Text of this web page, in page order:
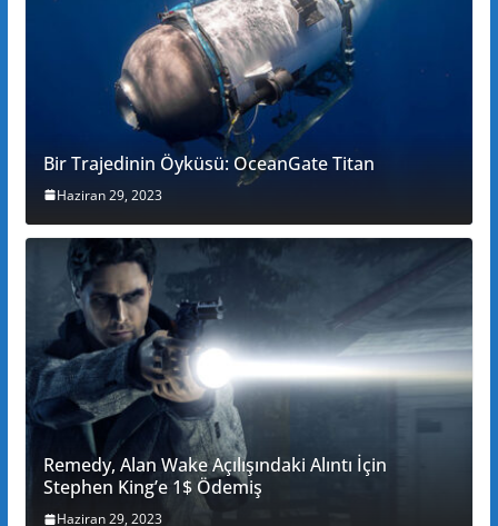
Bir Trajedinin Öyküsü: OceanGate Titan
Haziran 29, 2023
Remedy, Alan Wake Açılışındaki Alıntı İçin
Stephen King’e 1$ Ödemiş
Haziran 29, 2023